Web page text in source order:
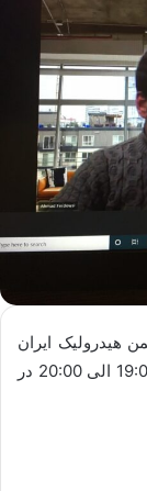
هیدرولیک ایران
1399 از ساعت 19:00 الی 20:00 در